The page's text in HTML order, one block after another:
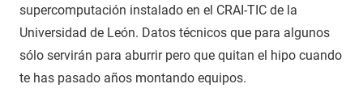
supercomputación instalado en el CRAI-TIC de la
Universidad de León. Datos técnicos que para algunos
sólo servirán para aburrir pero que quitan el hipo cuando
te has pasado años montando equipos.